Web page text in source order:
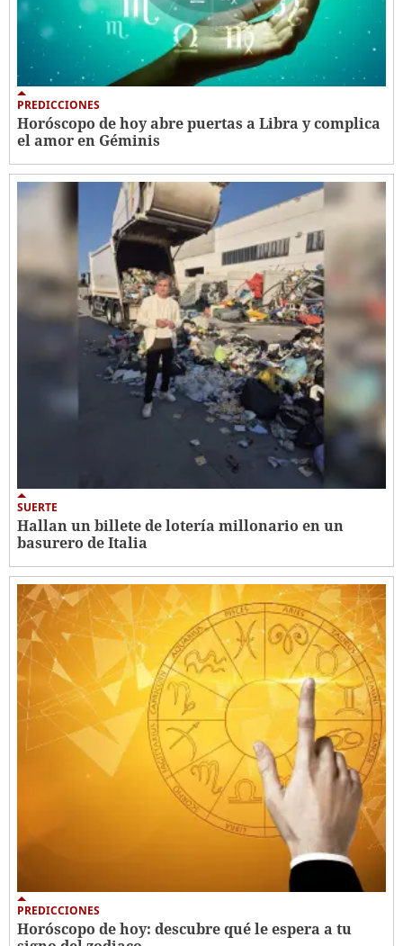
PREDICCIONES
Horóscopo de hoy abre puertas a Libra y complica
el amor en Géminis
SUERTE
Hallan un billete de lotería millonario en un
basurero de Italia
PREDICCIONES
Horóscopo de hoy: descubre qué le espera a tu